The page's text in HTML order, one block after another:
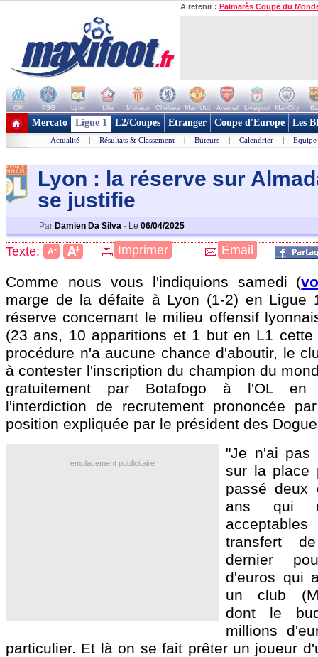
A retenir : Palmarès Coupe du
OM PSG Lyon Lille Monaco Chelsea Man Utd Arsenal Liverpool ManCity
+ de clubs
Mercato Ligue 1 L2/Coupes Etranger Coupe d'Europe Les
Actualité | Résultats & Classement | Buteurs | Calendrier | Equipe
Lyon : la réserve sur
se justifie
Par Damien Da Silva - Le 06/04/2025
Texte: A- A+ Imprimer Email
Comme nous vous l'indiquions samedi (
marge de la défaite à Lyon (1-2) en Ligue
réserve concernant le milieu offensif
(23 ans, 10 apparitions et 1 but en L1
procédure n'a aucune chance d'aboutir, le
à contester l'inscription du champion du
gratuitement par Botafogo à l'OL en
l'interdiction de recrutement prononcée
position expliquée par le président des
emplacement publicitaire
"Je n'ai pas
sur la place
passé deux
ans qui
transfert
dernier
d'euros qui
un club
dont le
millions
particulier. Et là on se fait prêter un joueur